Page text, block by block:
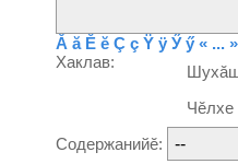
Ă ă Ĕ ĕ Ç ç Ÿ ÿ Ӳ ӳ « ... »
Хаклав:
Содержанийĕ: